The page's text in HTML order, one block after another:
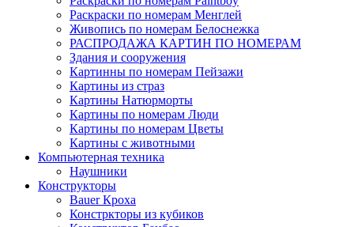
Раскраски по номерам Менглей
Живопись по номерам Белоснежка
РАСПРОДАЖА КАРТИН ПО НОМЕРАМ
Здания и сооружения
Картинны по номерам Пейзажи
Картины из страз
Картины Натюрморты
Картины по номерам Люди
Картины по номерам Цветы
Картины с животными
Компьютерная техника
Наушники
Конструкторы
Bauer Кроха
Констркторы из кубиков